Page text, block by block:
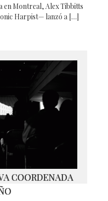
en Montreal, Alex Tibbitts
Harpist— lanzó a […]
COORDENADA